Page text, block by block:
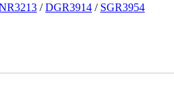
/DGR3914 / SGR3954